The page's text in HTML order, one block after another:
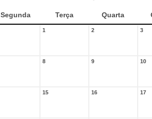
Segunda Terça Quarta
1 2 3
8 9 10
15 16 17